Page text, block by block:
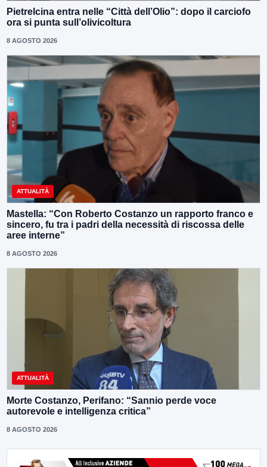
Pietrelcina entra nelle “Città dell’Olio”: dopo il carciofo
ora si punta sull’olivicoltura
8 AGOSTO 2026
ATTUALITÀ
Mastella: “Con Roberto Costanzo un rapporto franco e
sincero, fu tra i padri della necessità di riscossa delle
aree interne”
8 AGOSTO 2026
ATTUALITÀ
Morte Costanzo, Perifano: “Sannio perde voce
autorevole e intelligenza critica”
8 AGOSTO 2026